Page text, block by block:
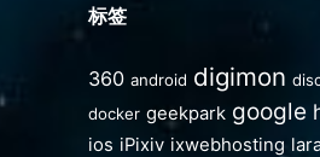
标签
360 android digimon
docker geekpark google
ios iPixiv ixwebhosting